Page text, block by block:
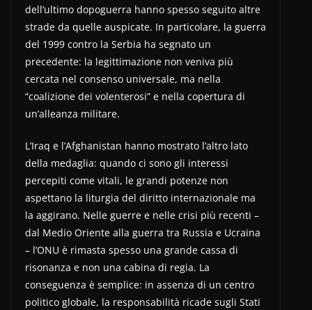
dell’ultimo dopoguerra hanno spesso seguito altre
strade da quelle auspicate. In particolare, la guerra
del 1999 contro la Serbia ha segnato un
precedente: la legittimazione non veniva più
cercata nel consenso universale, ma nella
“coalizione dei volenterosi” e nella copertura di
un’alleanza militare.
L’Iraq e l’Afghanistan hanno mostrato l’altro lato
della medaglia: quando ci sono gli interessi
percepiti come vitali, le grandi potenze non
aspettano la liturgia del diritto internazionale ma
la aggirano. Nelle guerre e nelle crisi più recenti –
dal Medio Oriente alla guerra tra Russia e Ucraina
– l’ONU è rimasta spesso una grande cassa di
risonanza e non una cabina di regia. La
conseguenza è semplice: in assenza di un centro
politico globale, la responsabilità ricade sugli Stati